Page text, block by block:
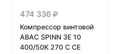
474 336
Компрессор винтовой
ABAC SPINN 3E 10
400/50K 270 C CE